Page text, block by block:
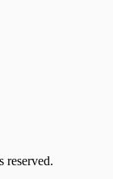
reserved.